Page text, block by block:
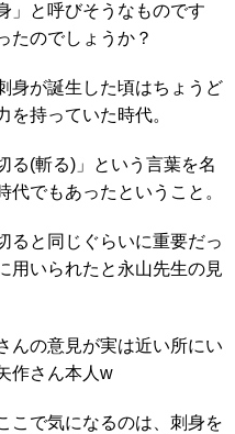
」と呼びそうなものです
たのでしょうか？
身が誕生した頃はちょうど
持っていた時代。
る(斬る)」という言葉を名
でもあったということ。
ると同じぐらいに重要だっ
用いられたと永山先生の見
んの意見が実は近い所にい
作さん本人w
こで気になるのは、刺身を